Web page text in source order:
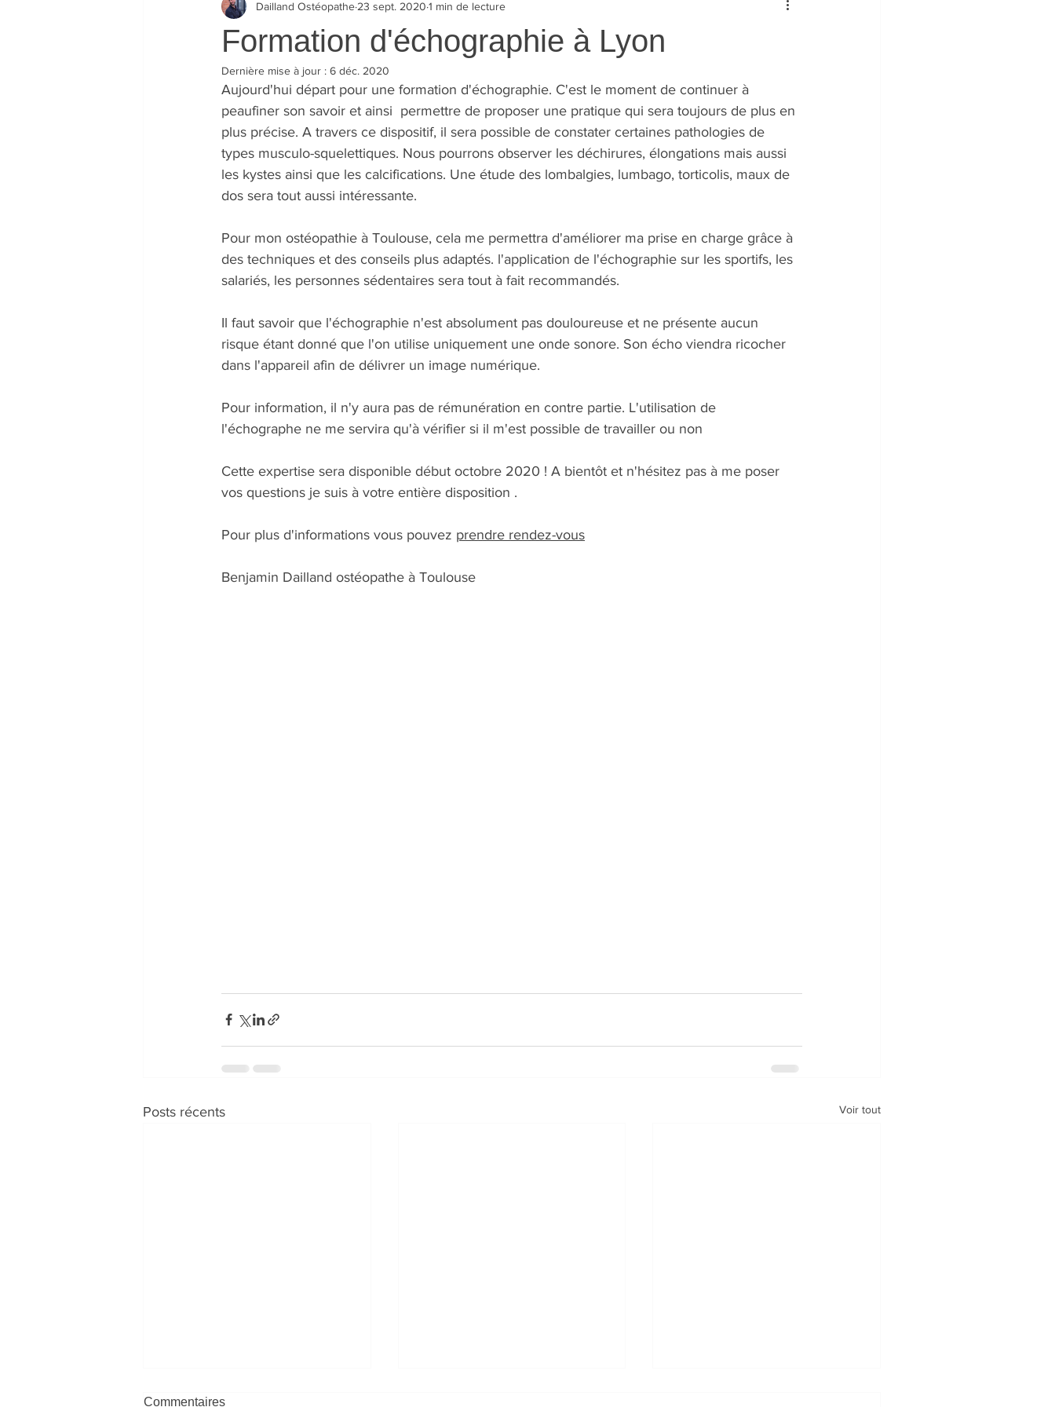
Formation d'échographie à Lyon
Dailland Ostéopathe 23 sept. 2020 1 min de lecture
Dernière mise à jour : 6 déc. 2020
Aujourd'hui départ pour une formation d'échographie. C'est le moment de continuer à
peaufiner son savoir et ainsi  permettre de proposer une pratique qui sera toujours de plus en
plus précise. A travers ce dispositif, il sera possible de constater certaines pathologies de
types musculo-squelettiques. Nous pourrons observer les déchirures, élongations mais aussi
les kystes ainsi que les calcifications. Une étude des lombalgies, lumbago, torticolis, maux de
dos sera tout aussi intéressante.
Pour mon ostéopathie à Toulouse, cela me permettra d'améliorer ma prise en charge grâce à
des techniques et des conseils plus adaptés. l'application de l'échographie sur les sportifs, les
salariés, les personnes sédentaires sera tout à fait recommandés.
Il faut savoir que l'échographie n'est absolument pas douloureuse et ne présente aucun
risque étant donné que l'on utilise uniquement une onde sonore. Son écho viendra ricocher
dans l'appareil afin de délivrer un image numérique.
Pour information, il n'y aura pas de rémunération en contre partie. L'utilisation de
l'échographe ne me servira qu'à vérifier si il m'est possible de travailler ou non
Cette expertise sera disponible début octobre 2020 ! A bientôt et n'hésitez pas à me poser
vos questions je suis à votre entière disposition .
Pour plus d'informations vous pouvez prendre rendez-vous
Benjamin Dailland ostéopathe à Toulouse
Posts récents Voir tout
Commentaires